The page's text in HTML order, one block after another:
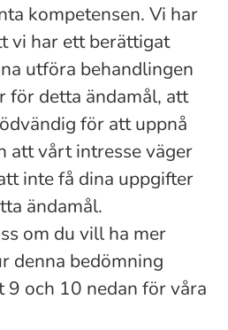
kompetensen. Vi har
vi har ett berättigat
utföra behandlingen
för detta ändamål, att
för att uppnå
att vårt intresse väger
inte få dina uppgifter
ändamål.
om du vill ha mer
denna bedömning
9 och 10 nedan för våra